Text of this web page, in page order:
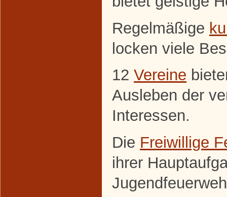
Regelmäßige
locken viele
12 Vereine
Ausleben der
Interessen.
Die Freiwillige
ihrer